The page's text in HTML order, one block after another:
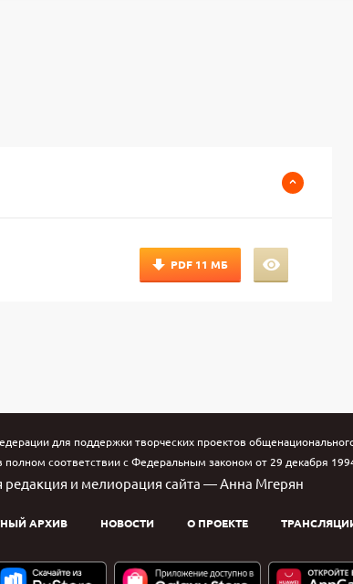
PDF 11 МБ
для поддержки творческих проектов
соответствии с Федеральным законом от 29 декабря
редакция и мелиорация сайта — Анна Мгерян
АРХИВ НОВОСТИ О ПРОЕКТЕ